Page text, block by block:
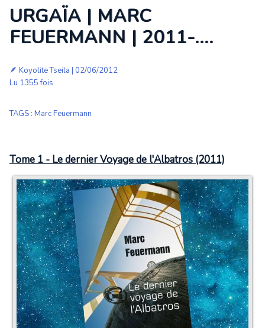
URGAÏA | MARC
FEUERMANN | 2011-....
🪶 Koyolite Tseila | 02/06/2012
Lu 1355 fois
TAGS : Marc Feuermann
Tome 1 - Le dernier Voyage de l'Albatros (2011)